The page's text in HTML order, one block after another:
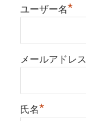
ユーザー名*
メールアドレス
氏名*